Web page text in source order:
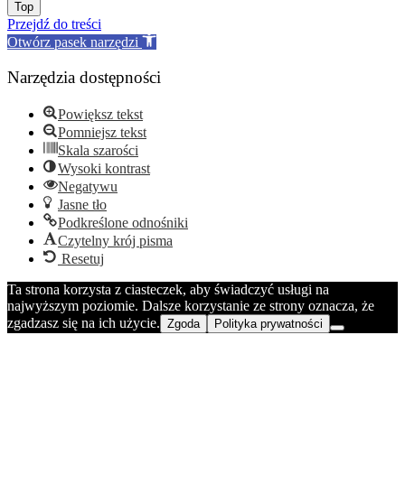
Go
to
top
Top
Przejdź do treści
Otwórz pasek narzędzi
Narzędzia dostępności
Powiększ tekst
Pomniejsz tekst
Skala szarości
Wysoki kontrast
Negatywu
Jasne tło
Podkreślone odnośniki
Czytelny krój pisma
Resetuj
Ta strona korzysta z ciasteczek, aby świadczyć usługi na
najwyższym poziomie. Dalsze korzystanie ze strony oznacza, że
zgadzasz się na ich użycie. Zgoda Polityka prywatności